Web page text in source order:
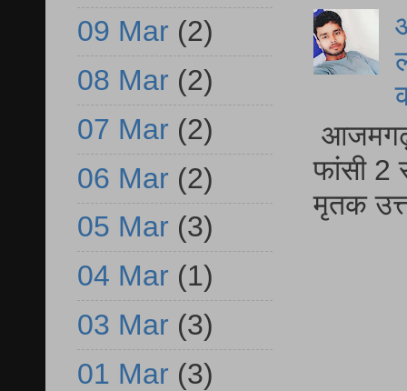
आजमगढ़
फांसी 2
मृतक
09 Mar (2)
08 Mar (2)
07 Mar (2)
06 Mar (2)
05 Mar (3)
04 Mar (1)
03 Mar (3)
01 Mar (3)